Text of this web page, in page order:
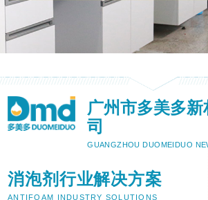
广州市多美多
司
GUANGZHOU DUOMEIDUO
消泡剂行业解决方案
ANTIFOAM INDUSTRY SOLUTIONS